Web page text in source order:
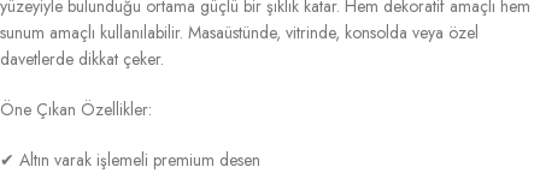
yüzeyiyle bulunduğu ortama güçlü bir şıklık katar. Hem dekoratif amaçlı hem
sunum amaçlı kullanılabilir. Masaüstünde, vitrinde, konsolda veya özel
davetlerde dikkat çeker.
Öne Çıkan Özellikler:
✔ Altın varak işlemeli premium desen